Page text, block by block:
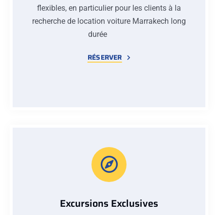
flexibles, en particulier pour les clients à la
recherche de location voiture Marrakech long
durée
RÉSERVER
Excursions Exclusives